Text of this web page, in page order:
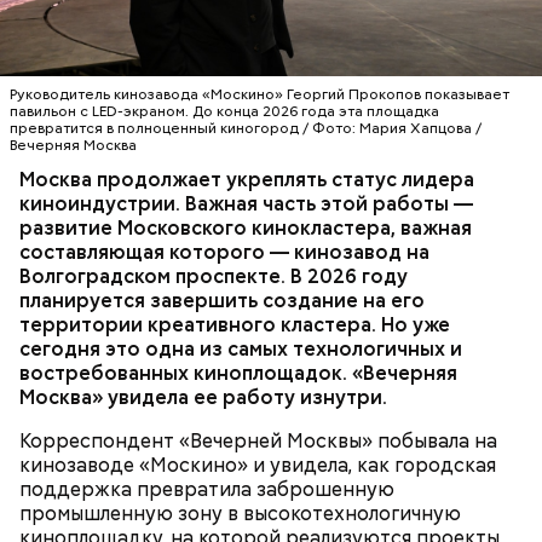
Руководитель кинозавода «Москино» Георгий Прокопов показывает
павильон с LED-экраном. До конца 2026 года эта площадка
превратится в полноценный киногород / Фото: Мария Хапцова /
Вечерняя Москва
Москва продолжает укреплять статус лидера
киноиндустрии. Важная часть этой работы —
развитие Московского кинокластера, важная
составляющая которого — кинозавод на
Волгоградском проспекте. В 2026 году
планируется завершить создание на его
территории креативного кластера. Но уже
сегодня это одна из самых технологичных и
востребованных киноплощадок. «Вечерняя
Москва» увидела ее работу изнутри.
Корреспондент «Вечерней Москвы» побывала на
кинозаводе «Москино» и увидела, как городская
поддержка превратила заброшенную
промышленную зону в высокотехнологичную
Сцена, которой нет
ТЕХНОЛОГИИ КИНО
СЕРГЕЙ СОБЯНИН
МОСКИНО
Важное направление нашей работы — контроль
оплаты проезда. За последние два года число
безбилетников снизилось на 30 процентов
благодаря еженедельным усиленным проверкам.
Ежедневно более 600 контролеров работают в
наземном транспорте и метро.
соответствующие всем стандартам Московского
транспорта. Также благодаря работе наших
сотрудников в столице не осталось нелегальных
перевозчиков. Чтобы поездки были безопасными и
комфортными, мы проводим соответствующие
техосмотры городского транспорта.
Краснобогатырскую улицу в районах
Преображенское и Богородское реконструируют.
Мэр Москвы сообщил, что дорога станет
четырехполосной. Обновят участки трамвайных
путей, установят остановочные площадки с
навесами. Завершить реконструкцию планируют в
2027 году.